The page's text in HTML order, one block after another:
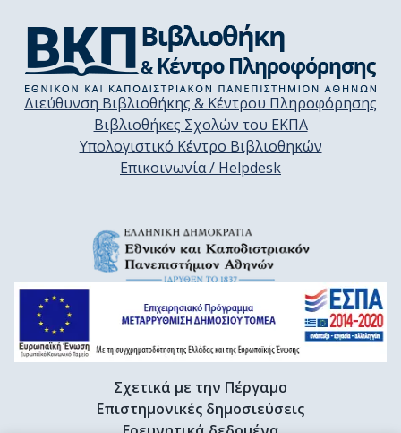
Διεύθυνση Βιβλιοθήκης & Κέντρου Πληροφόρησης
Βιβλιοθήκες Σχολών του ΕΚΠΑ
Υπολογιστικό Κέντρο Βιβλιοθηκών
Επικοινωνία / Helpdesk
Σχετικά με την Πέργαμο
Επιστημονικές δημοσιεύσεις